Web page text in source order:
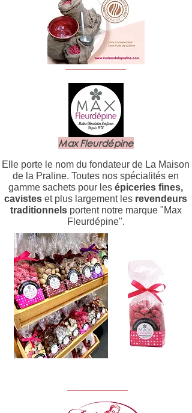
Max Fleurdépine
Elle porte le nom du fondateur de La Maison
de la Praline. Toutes nos spécialités en
gamme sachets pour les épiceries fines,
cavistes et plus largement les revendeurs
traditionnelsportent notre marque "Max
Fleurdépine".